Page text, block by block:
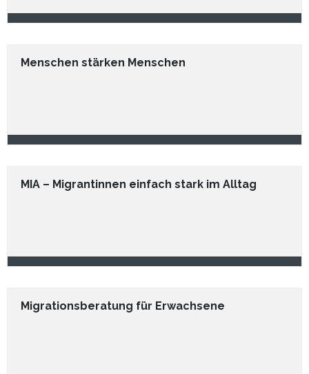
Menschen stärken Menschen
MIA – Migrantinnen einfach stark im Alltag
Migrationsberatung für Erwachsene